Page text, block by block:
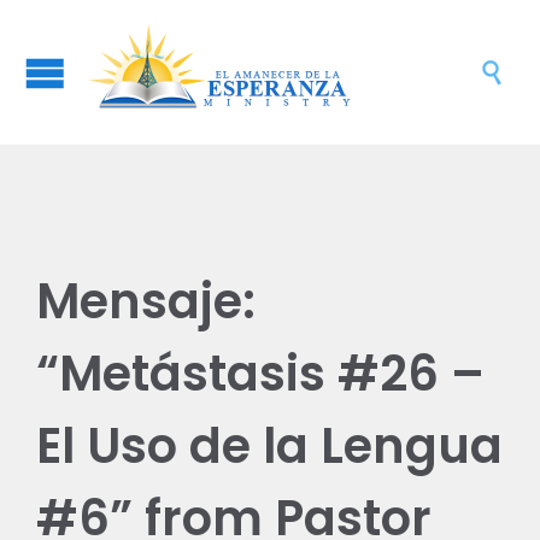

Mensaje:
“Metástasis #26 –
El Uso de la Lengua
#6” from Pastor